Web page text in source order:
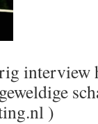
interview
)